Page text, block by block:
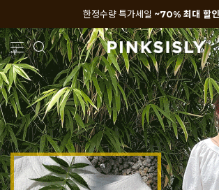
한정수량 특가세일 ~70% 최대 할인